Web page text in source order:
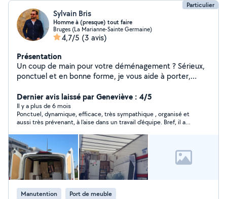
Particulier
Sylvain Bris
Homme à (presque) tout faire
Bruges (La Marianne-Sainte Germaine)
4,7/5 (3 avis)
Présentation
Un coup de main pour votre déménagement ? Sérieux,
ponctuel et en bonne forme, je vous aide à porter,
Disponible et efficace, je m'adapte à vos besoins !
Dernier avis laissé par Geneviève : 4/5
Il y a plus de 6 mois
Ponctuel, dynamique, efficace, très sympathique , organisé et
aussi très prévenant, à l'aise dans un travail d'équipe. Bref, il a
Manutention Port de meuble